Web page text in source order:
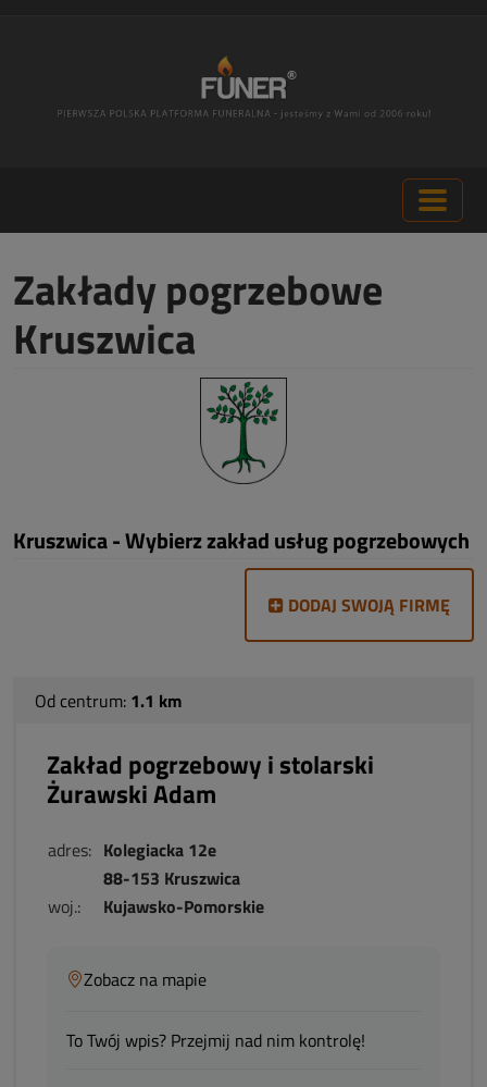
Zakłady pogrzebowe
Kruszwica
Kruszwica - Wybierz zakład usług pogrzebowych
DODAJ SWOJĄ FIRMĘ
Od centrum: 1.1 km
Zakład pogrzebowy i stolarski
Żurawski Adam
adres: Kolegiacka 12e
88-153 Kruszwica
woj.:
Kujawsko-Pomorskie
Zobacz na mapie
To Twój wpis? Przejmij nad nim kontrolę!